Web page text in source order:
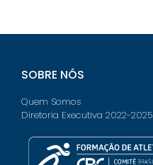
SOBRE NÓS
Quem Somos
Diretoria Executiva 2022-2025